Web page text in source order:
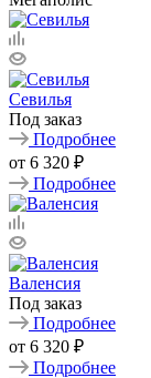
Севилья
Под заказ
Подробнее
от 6 320 ₽
Подробнее
Валенсия
Под заказ
Подробнее
от 6 320 ₽
Подробнее